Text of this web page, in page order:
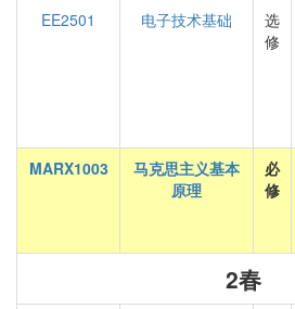
EE2501
电子技术基础
选
修
MARX1003
马克思主义基本
原理
必
修
2春